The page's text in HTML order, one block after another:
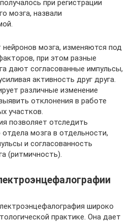
при регистрации
мозга, назвали
мозга, изменяются под
при этом разные
дают согласованные импульсы,
активность друг друга.
различные изменение
отклонения в работе
участков.
позволяет отследить
мозга в отдельности,
и согласованность
(ритмичность).
широко
практике. Она дает